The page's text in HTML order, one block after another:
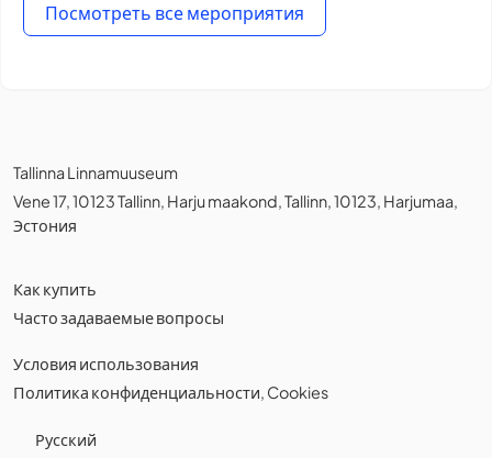
Посмотреть все мероприятия
Tallinna Linnamuuseum
Vene 17, 10123 Tallinn, Harju maakond, Tallinn, 10123, Harjumaa,
Эстония
Как купить
Часто задаваемые вопросы
Условия использования
Политика конфиденциальности, Cookies
Русский